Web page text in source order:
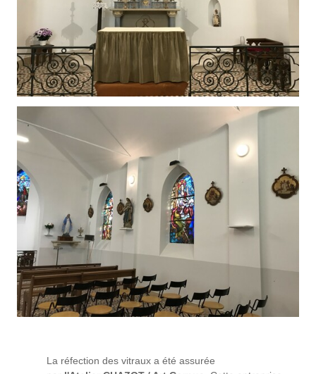
La réfection des vitraux a été assurée